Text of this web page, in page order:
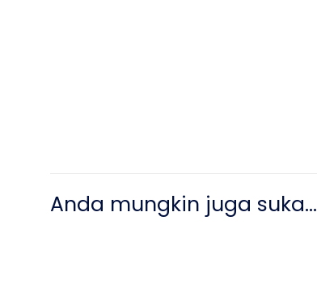
Anda mungkin juga suka…